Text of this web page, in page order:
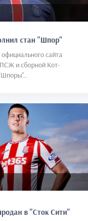
стан "Шпор"
сайта
и сборной Кот-
в "Сток Сити"